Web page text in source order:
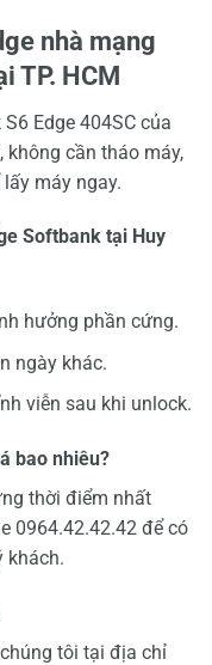
nhà mạng
TP. HCM
Edge 404SC của
cần tháo máy,
máy ngay.
Softbank tại Huy
hưởng phần cứng.
ngày khác.
viễn sau khi unlock.
bao nhiêu?
thời điểm nhất
0964.42.42.42 để có
khách.
tôi tại địa chỉ